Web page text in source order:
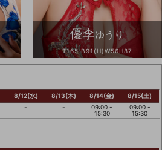
優李ゆうり
T165 B91(H)W56H87
8/12(水)
-
8/13(木)
-
8/14(金)
09:00 -
15:30
8/15(土)
09:00 -
15:30